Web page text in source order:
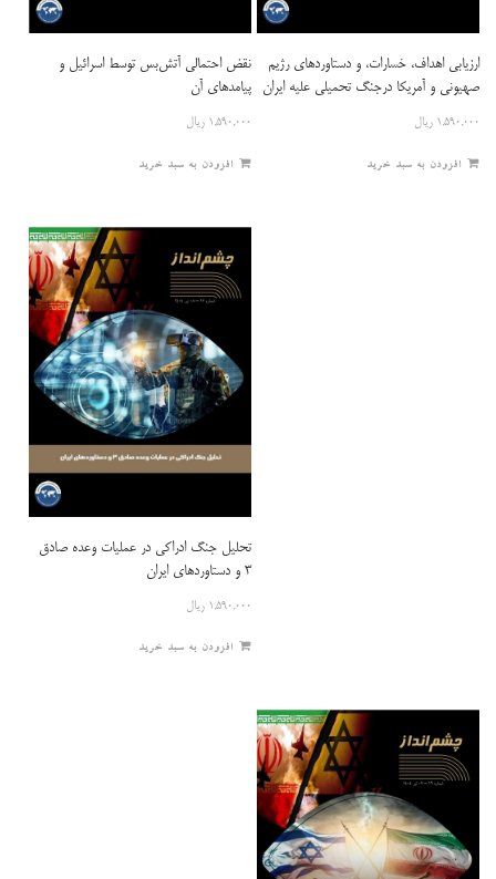
نقض احتمالی آتش‌بس توسط اسرائیل و
پیامدهای آن
۱,۵۹۰,۰۰۰ ریال
افزودن به سبد خرید
ارزیابی اهداف، خسارات، و دستاوردهای رژیم
صهیونی و آمریکا درجنگ تحمیلی علیه ایران
۱,۵۹۰,۰۰۰ ریال
افزودن به سبد خرید
تحلیل جنگ ادراکی در عملیات وعده صادق
۳ و دستاوردهای ایران
۱,۵۹۰,۰۰۰ ریال
افزودن به سبد خرید